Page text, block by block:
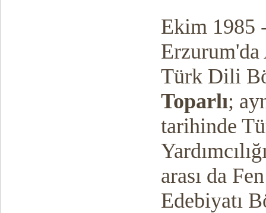
Ekim 1985
Türk Dili
Toparlı;
tarihinde
arası da
Edebiyatı